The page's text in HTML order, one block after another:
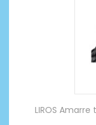
LIROS